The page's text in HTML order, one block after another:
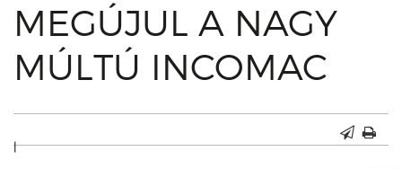
MEGÚJUL A NAGY
MÚLTÚ INCOMAC
|